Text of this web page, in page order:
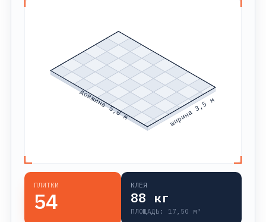
довжина 5,0 м ширина 3,5 м
ПЛИТКИ
54
КЛЕЯ
88 кг
ПЛОЩАДЬ: 17,50 м²